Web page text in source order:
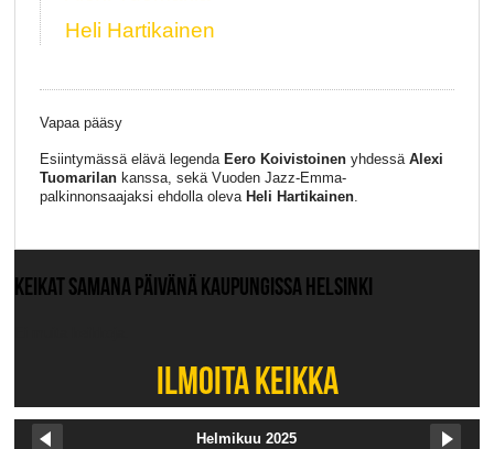
Heli Hartikainen
Vapaa pääsy
Esiintymässä elävä legenda Eero Koivistoinenyhdessä Alexi
Tuomarilankanssa, sekä Vuoden Jazz-Emma-
palkinnonsaajaksi ehdolla oleva Heli Hartikainen.
KEIKAT SAMANA PÄIVÄNÄ KAUPUNGISSA HELSINKI
ILMOITA KEIKKA
Helmikuu 2025